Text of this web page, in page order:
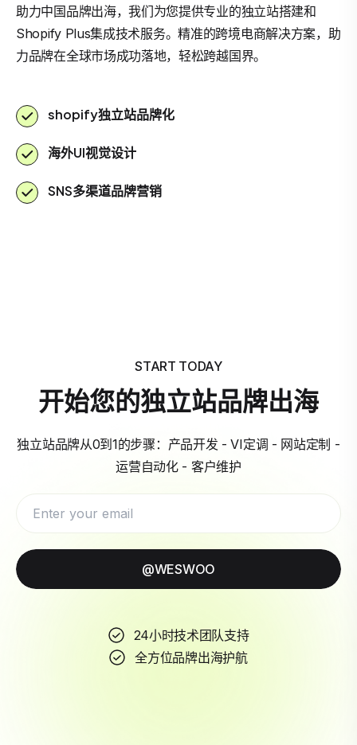
助力中国品牌出海，我们为您提供专业的独立站搭建和
Shopify Plus集成技术服务。精准的跨境电商解决方案，助
力品牌在全球市场成功落地，轻松跨越国界。
shopify独立站品牌化
海外UI视觉设计
SNS多渠道品牌营销
START TODAY
开始您的独立站品牌出海
独立站品牌从0到1的步骤：产品开发 - VI定调 - 网站定制 -
运营自动化 - 客户维护
@WESWOO
24小时技术团队支持
全方位品牌出海护航